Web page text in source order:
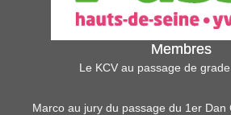
Membres
Le KCV au passage de
Marco au jury du passage du 1er Dan